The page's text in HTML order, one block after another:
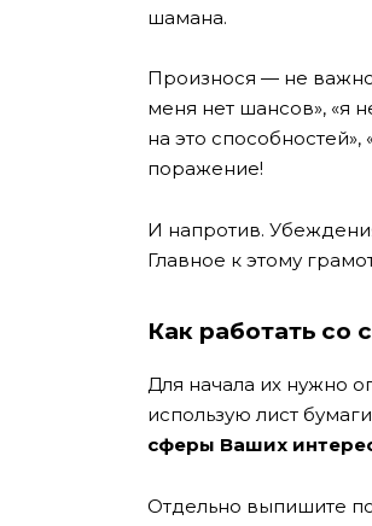
шамана.
Произнося — не важно
меня нет шансов», «я
на это
поражение!
И напротив.
Главное к этому
Как работать со
Для начала их нужно
использую лист
сферы Ваших
Отдельно выпишите